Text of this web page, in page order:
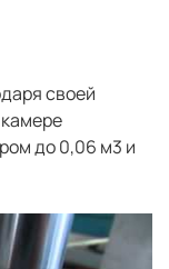
своей
до 0,06 м3 и